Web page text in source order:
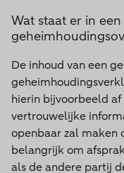
Wat staat er in een
De inhoud van een
hierin bijvoorbeeld
vertrouwelijke
openbaar zal maken
belangrijk om
als de andere partij